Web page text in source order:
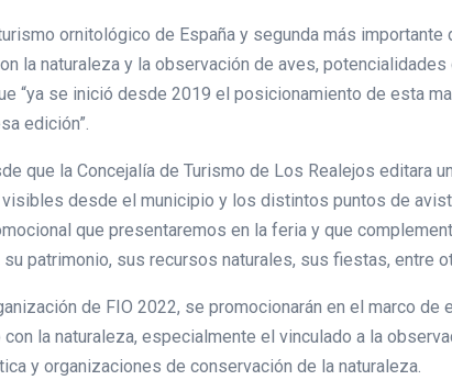
ornitológico de España y segunda más
la naturaleza y la observación de aves,
“ya se inició desde 2019 el posicionamiento de esta
edición”.
que la Concejalía de Turismo de Los Realejos editara
desde el municipio y los distintos puntos de
que presentaremos en la feria y que
patrimonio, sus recursos naturales, sus fiestas, entre
de FIO 2022, se promocionarán en el marco
la naturaleza, especialmente el vinculado a la
y organizaciones de conservación de la naturaleza.